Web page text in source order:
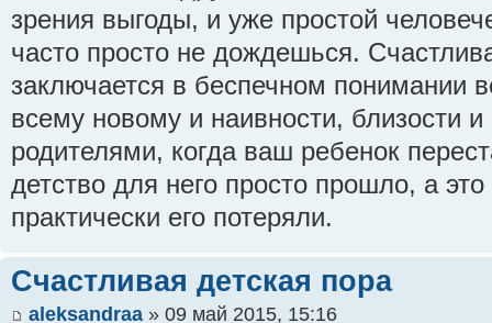
зрения выгоды, и уже простой
часто просто не дождешься.
заключается в беспечном понимании
всему новому и наивности, близости и
родителями, когда ваш ребенок
детство для него просто прошло, а это
практически его потеряли.
Счастливая детская пора
aleksandraa » 09 май 2015, 15:16